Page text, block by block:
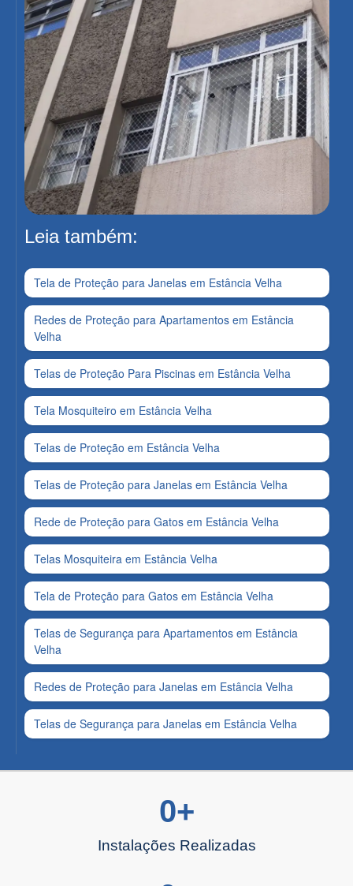
Leia também:
Tela de Proteção para Janelas em Estância Velha
Redes de Proteção para Apartamentos em Estância
Velha
Telas de Proteção Para Piscinas em Estância Velha
Tela Mosquiteiro em Estância Velha
Telas de Proteção em Estância Velha
Telas de Proteção para Janelas em Estância Velha
Rede de Proteção para Gatos em Estância Velha
Telas Mosquiteira em Estância Velha
Tela de Proteção para Gatos em Estância Velha
Telas de Segurança para Apartamentos em Estância
Velha
Redes de Proteção para Janelas em Estância Velha
Telas de Segurança para Janelas em Estância Velha
Instalações Realizadas
0+